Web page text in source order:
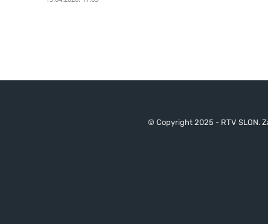
© Copyright 2025 - RTV SLON.